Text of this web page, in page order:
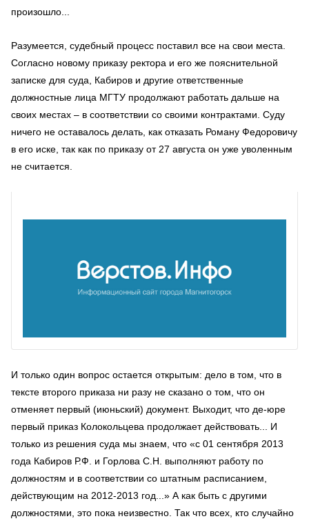
произошло...
Разумеется, судебный процесс поставил все на свои места.
Согласно новому приказу ректора и его же пояснительной
записке для суда, Кабиров и другие ответственные
должностные лица МГТУ продолжают работать дальше на
своих местах – в соответствии со своими контрактами. Суду
ничего не оставалось делать, как отказать Роману Федоровичу
в его иске, так как по приказу от 27 августа он уже уволенным
не считается.
И только один вопрос остается открытым: дело в том, что в
тексте второго приказа ни разу не сказано о том, что он
отменяет первый (июньский) документ. Выходит, что де-юре
первый приказ Колокольцева продолжает действовать... И
только из решения суда мы знаем, что «с 01 сентября 2013
года Кабиров Р.Ф. и Горлова С.Н. выполняют работу по
должностям и в соответствии со штатным расписанием,
действующим на 2012-2013 год...» А как быть с другими
должностями, это пока неизвестно. Так что всех, кто случайно